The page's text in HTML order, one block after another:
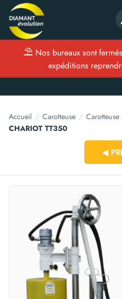
⛱ Nos bureaux sont
expéditions
Accueil / Carotteuse /
CHARIOT TT350
◀